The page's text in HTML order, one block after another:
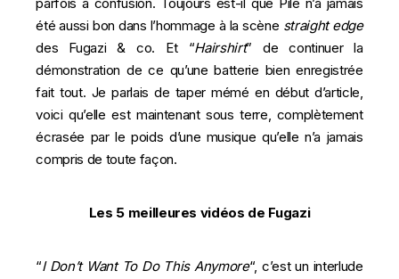
été aussi bon dans l’hommage à la scène straight edge
des Fugazi & co. Et “Hairshirt” de continuer la
démonstration de ce qu’une batterie bien enregistrée
fait tout. Je parlais de taper mémé en début d’article,
voici qu’elle est maintenant sous terre, complètement
écrasée par le poids d’une musique qu’elle n’a jamais
compris de toute façon.
Les 5 meilleures vidéos de Fugazi
“I Don’t Want To Do This Anymore“, c’est un interlude